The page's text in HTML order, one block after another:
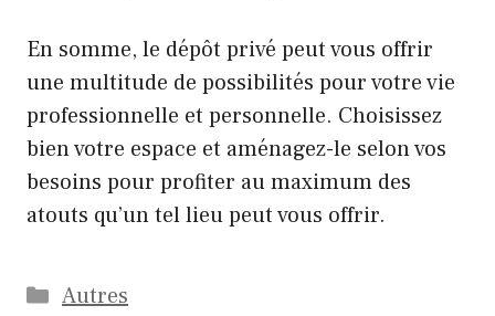
En somme, le dépôt privé peut vous offrir
une multitude de possibilités pour votre vie
professionnelle et personnelle. Choisissez
bien votre espace et aménagez-le selon vos
besoins pour profiter au maximum des
atouts qu’un tel lieu peut vous offrir.
Catégories
Autres